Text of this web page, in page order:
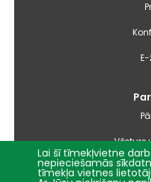
Vēsture
Studiju virzienu pārskati
Lai šī tīmekļvietne
nepieciešamās
tīmekļa vietnes